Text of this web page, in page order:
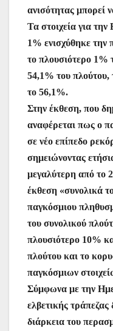
ανισότητας μπορεί
Τα στοιχεία για
1% ενισχύθηκε την
το πλουσιότερο 1%
54,1% του πλούτου,
το 56,1%.
Στην έκθεση, που
αναφέρεται πως ο
σε νέο επίπεδο
σημειώνοντας
μεγαλύτερη από το
έκθεση «συνολικά
παγκόσμιου
του συνολικού
πλουσιότερο 10%
πλούτου και το
παγκόσμιων
Σύμφωνα με την
ελβετικής
διάρκεια του